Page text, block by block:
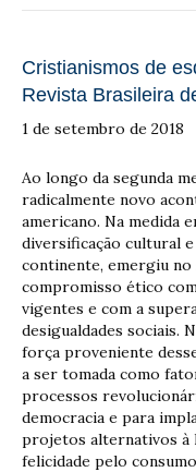
Cristianismos de
Revista Brasileira
1 de setembro de 2018
Ao longo da segunda
radicalmente novo
americano. Na medida
diversificação cultural
continente, emergiu
compromisso ético
vigentes e com a
desigualdades sociais.
força proveniente
a ser tomada como
processos
democracia e para
projetos alternativos à
felicidade pelo